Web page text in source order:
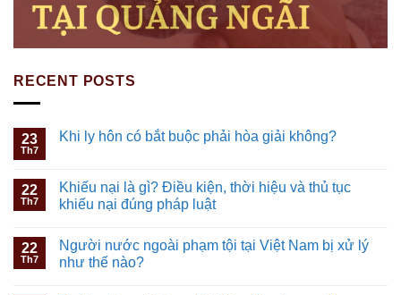
RECENT POSTS
23
Th7
Khi ly hôn có bắt buộc phải hòa giải không?
22
Th7
Khiếu nại là gì? Điều kiện, thời hiệu và thủ tục
khiếu nại đúng pháp luật
22
Th7
Người nước ngoài phạm tội tại Việt Nam bị xử lý
như thế nào?